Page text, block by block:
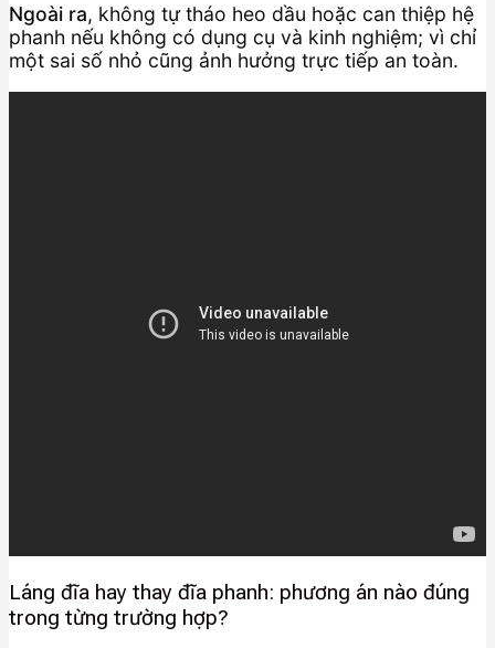
Ngoài ra, không tự tháo heo dầu hoặc can thiệp hệ
phanh nếu không có dụng cụ và kinh nghiệm; vì chỉ
một sai số nhỏ cũng ảnh hưởng trực tiếp an toàn.
Láng đĩa hay thay đĩa phanh: phương án nào đúng
trong từng trường hợp?